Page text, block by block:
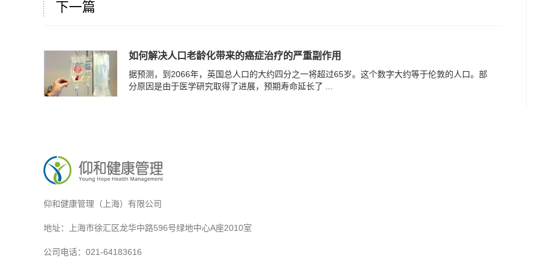
下一篇
如何解决人口老龄化带来的癌症治疗的严重副作用
据预测，到2066年，英国总人口的大约四分之一将超过65岁。这个数字大约等于伦敦的人口。部
分原因是由于医学研究取得了进展，预期寿命延长了 ...
仰和健康管理（上海）有限公司
地址：上海市徐汇区龙华中路596号绿地中心A座2010室
公司电话：021-64183616